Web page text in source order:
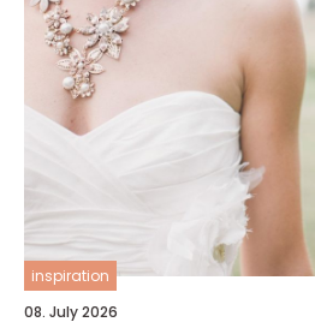
inspiration
08. July 2026